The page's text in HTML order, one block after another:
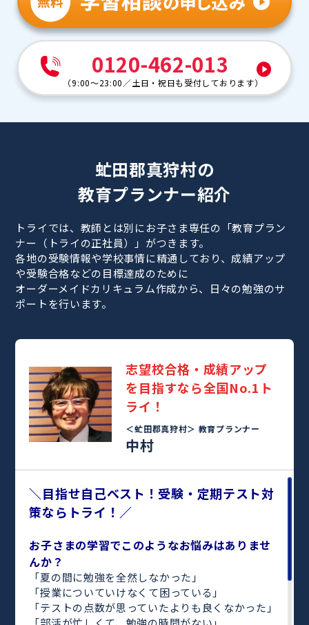
0120-462-013
（9:00～23:00 ／土日・祝日も受付しております）
虻田郡真狩村の
教育プランナー紹介
トライでは、教師とは別にお子さま専任の「教育プラン
ナー（トライの正社員）」がつきます。
各地の受験情報や学校事情に精通しており、成績アップ
や受験合格などの目標達成のために
オーダーメイドカリキュラム作成から、日々の勉強のサ
ポートを行います。
志望校合格・成績アップ
を目指すなら全国No.1ト
ライ！
＜虻田郡真狩村＞ 教育プランナー
中村
＼目指せ自己ベスト！受験・定期テスト対
策ならトライ！／
お子さまの学習でこのようなお悩みはありませ
んか？
「夏の間に勉強を全然しなかった」
「授業についていけなくて困っている」
「テストの点数が思っていたよりも良くなかった」